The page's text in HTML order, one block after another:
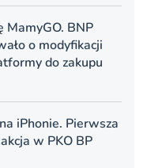
MamyGO. BNP
o modyfikacji
do zakupu
iPhonie. Pierwsza
w PKO BP